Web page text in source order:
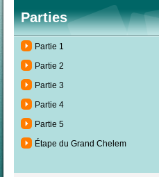
Parties
Partie 1
Partie 2
Partie 3
Partie 4
Partie 5
Étape du Grand Chelem